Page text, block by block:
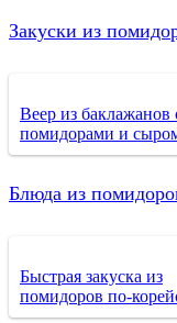
Закуски из
Веер из баклажанов
помидорами и
Блюда из
Быстрая закуска из
помидоров по-